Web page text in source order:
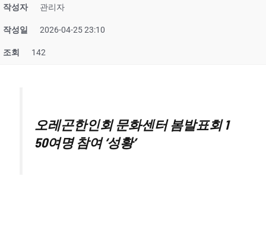
작성자 관리자
작성일 2026-04-25 23:10
조회 142
오레곤한인회 문화센터 봄발표회 1
50여명 참여 ‘성황’